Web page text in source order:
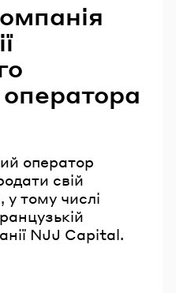
оператора
оператор
свій
у тому числі
NJJ Capital.